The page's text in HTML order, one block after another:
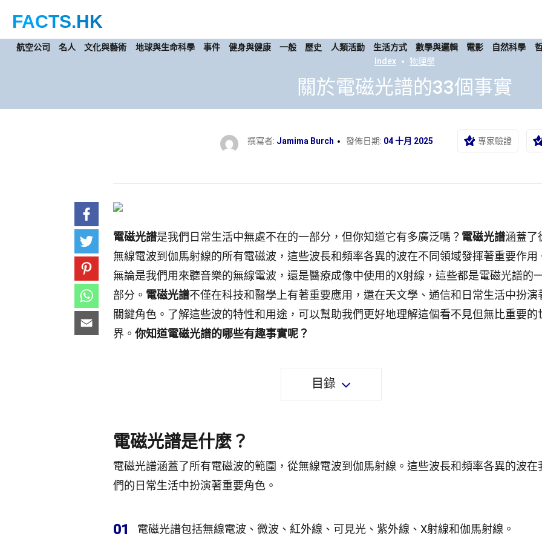
FACTS.HK
航空公司 名人 文化與藝術 地球與生命科學 事件 健身與健康 一般 歷史 人類活動 生活方式 數學與邏輯 電影 自然科學
Index
物理學
關於電磁光譜的33個事實
撰寫者: Jamima Burch 發佈日期: 04 十月 2025 專家驗證
電磁光譜是我們日常生活中無處不在的一部分，但你知道它有多廣泛嗎？ 電磁光譜涵蓋了
無線電波到伽馬射線的所有電磁波，這些波長和頻率各異的波在不同領域發揮著重要作用
無論是我們用來聽音樂的無線電波，還是醫療成像中使用的X射線，這些都是電磁光譜的
部分。 電磁光譜不僅在科技和醫學上有著重要應用，還在天文學、通信和日常生活中扮演
關鍵角色。了解這些波的特性和用途，可以幫助我們更好地理解這個看不見但無比重要的
界。 你知道電磁光譜的哪些有趣事實呢？
目錄
電磁光譜是什麼？
電磁光譜涵蓋了所有電磁波的範圍，從無線電波到伽馬射線。這些波長和頻率各異的波在
們的日常生活中扮演著重要角色。
01 電磁光譜包括無線電波、微波、紅外線、可見光、紫外線、X射線和伽馬射線。